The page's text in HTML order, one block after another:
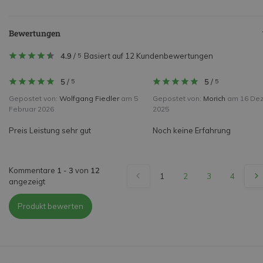
Bewertungen
4.9 / 5 Basiert auf 12 Kundenbewertungen
5/ 5
Gepostet von: Wolfgang Fiedleram 5
Februar 2026
Preis Leistung sehr gut
5/ 5
Gepostet von: Morich am 16
2025
Noch keine Erfahrung
Kommentare 1 - 3 von 12
angezeigt
1 2 3 4
Produkt bewerten